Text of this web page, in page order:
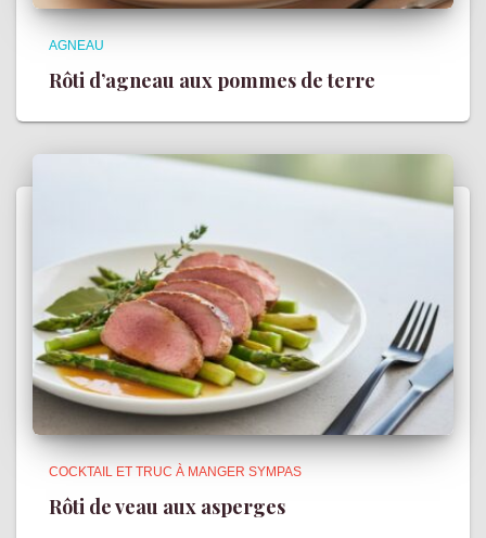
AGNEAU
Rôti d’agneau aux pommes de terre
COCKTAIL ET TRUC À MANGER SYMPAS
Rôti de veau aux asperges